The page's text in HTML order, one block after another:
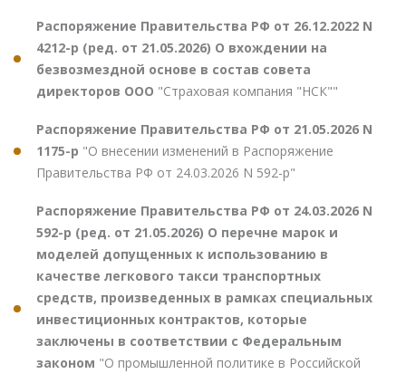
Распоряжение Правительства РФ от 26.12.2022 N
4212-р (ред. от 21.05.2026) О вхождении на
безвозмездной основе в состав совета
директоров ООО "Страховая компания "НСК""
Распоряжение Правительства РФ от 21.05.2026 N
1175-р "О внесении изменений в Распоряжение
Правительства РФ от 24.03.2026 N 592-р"
Распоряжение Правительства РФ от 24.03.2026 N
592-р (ред. от 21.05.2026) О перечне марок и
моделей допущенных к использованию в
качестве легкового такси транспортных
средств, произведенных в рамках специальных
инвестиционных контрактов, которые
заключены в соответствии с Федеральным
законом "О промышленной политике в Российской